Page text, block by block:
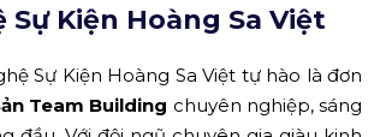
Sự Kiện Hoàng Sa Việt
Sự Kiện Hoàng Sa Việt tự hào là đơn
Team Building chuyên nghiệp, sáng